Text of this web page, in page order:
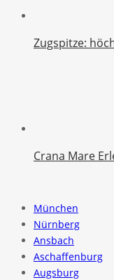
Zugspitze:
Crana Mare
München
Nürnberg
Ansbach
Aschaffenburg
Augsburg